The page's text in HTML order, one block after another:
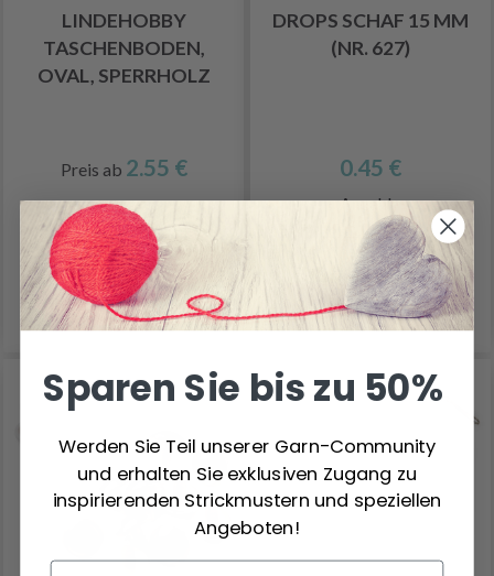
LINDEHOBBY
TASCHENBODEN,
OVAL, SPERRHOLZ
Preis ab 2.55 €
Alle Optionen ansehen
DROPS SCHAF 15 MM
(NR. 627)
0.45 €
Anzahl
In den Warenkorb
Sparen Sie bis zu 50%
Werden Sie Teil unserer Garn-Community
und erhalten Sie exklusiven Zugang zu
inspirierenden Strickmustern und speziellen
Angeboten!